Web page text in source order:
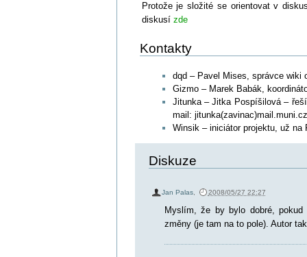
Protože je složité se orientovat v
diskusí zde
Kontakty
dqd – Pavel Mises, správce wiki
Gizmo – Marek Babák,
Jitunka – Jitka Pospíšilová –
mail: jitunka(zavinac)mail.muni.cz
Winsik – iniciátor projektu, už
Diskuze
Jan Palas, 2008/05/27 22:27
Myslím, že by bylo dobré, pokud
změny (je tam na to pole). Autor